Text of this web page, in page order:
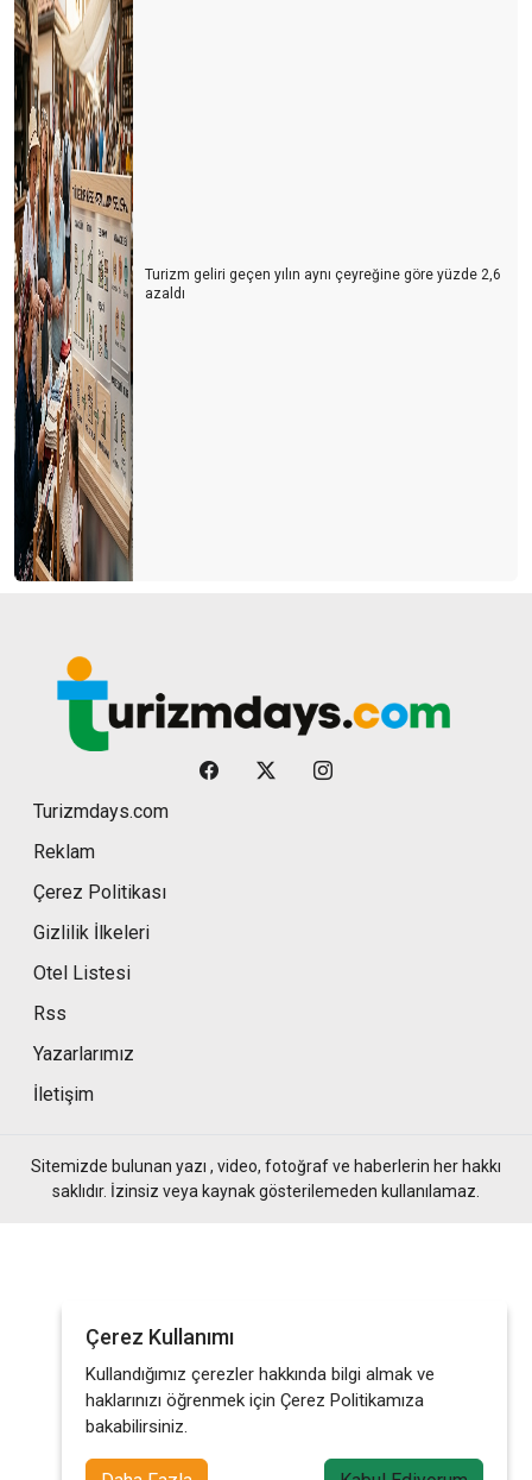
Turizm geliri geçen yılın aynı çeyreğine göre yüzde 2,6
azaldı
Turizmdays.com
Reklam
Çerez Politikası
Gizlilik İlkeleri
Otel Listesi
Rss
Yazarlarımız
İletişim
Sitemizde bulunan yazı , video, fotoğraf ve haberlerin her hakkı
saklıdır. İzinsiz veya kaynak gösterilemeden kullanılamaz.
Çerez Kullanımı
Kullandığımız çerezler hakkında bilgi almak ve
haklarınızı öğrenmek için Çerez Politikamıza
bakabilirsiniz.